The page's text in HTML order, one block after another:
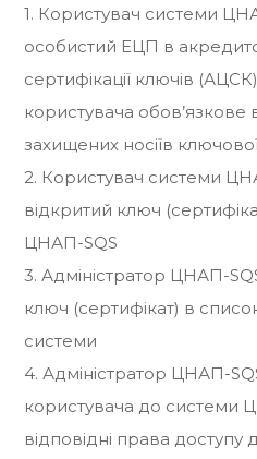
1. Користувач системи
особистий ЕЦП в
сертифікації ключів
користувача обов’язкове
захищених носіїв
2. Користувач системи
відкритий ключ
ЦНАП-SQS
3. Адміністратор ЦНАП-
ключ (сертифікат) в
системи
4. Адміністратор ЦНАП-
користувача до системи
відповідні права доступу